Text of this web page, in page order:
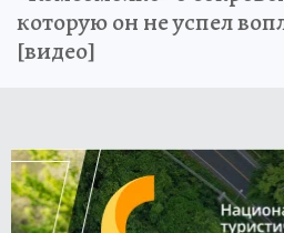
которую он не успел
[видео]